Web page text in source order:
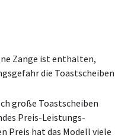
Zange ist enthalten,
die Toastscheiben
große Toastscheiben
Preis-Leistungs-
Preis hat das Modell viele